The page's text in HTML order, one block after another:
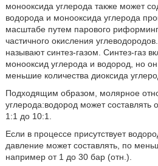
монооксида углерода также может
водорода и монооксида углерода
масштабе путем парового
частичного окисления
называют синтез-газом. Синтез-газ
монооксид углерода и водород, но
меньшие количества диоксида
Подходящим образом, молярное
углерода:водород может составлять
1:1 до 10:1.
Если в процессе присутствует
давление может составлять, по
например от 1 до 30 бар (отн.).